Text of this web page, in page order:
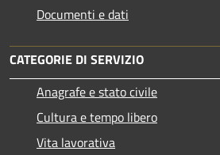
Documenti e dati
CATEGORIE DI SERVIZIO
Anagrafe e stato civile
Cultura e tempo libero
Vita lavorativa